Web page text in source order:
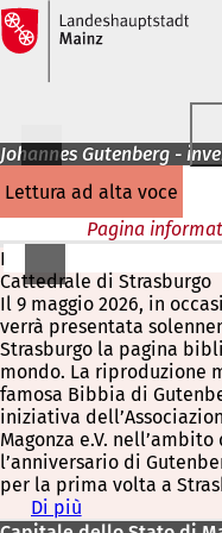
Vai al contenuto
Johannes Gutenberg -
lettura ad alta voce
Pagina
La pagina biblica
Cattedrale di Strasburgo
Il 9 maggio 2026, in
verrà presentata
Strasburgo la pagina
mondo. La riproduzione
famosa Bibbia di
iniziativa
Magonza e.V.
l’anniversario di
per la prima volta a
Di più